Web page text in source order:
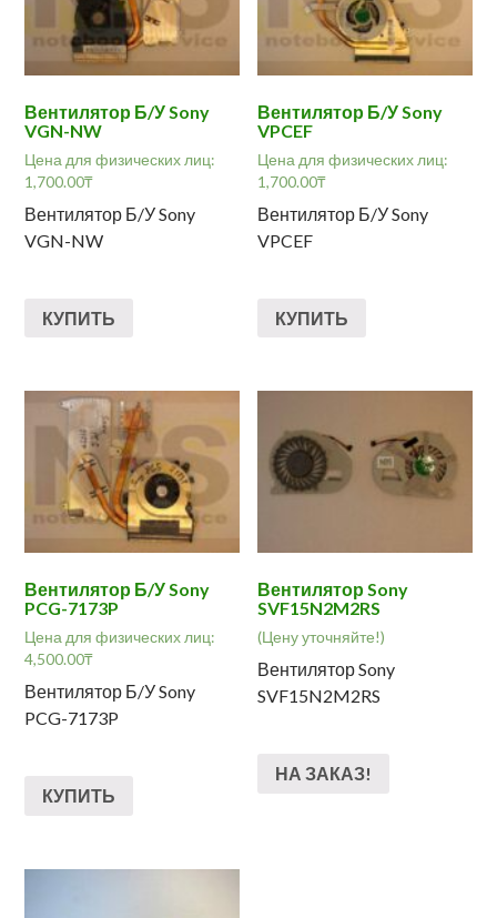
Вентилятор Б/У Sony
VGN-NW
Цена для физических лиц:
1,700.00₸
Вентилятор Б/У Sony
VGN-NW
КУПИТЬ
Вентилятор Б/У Sony
VPCEF
Цена для физических лиц:
1,700.00₸
Вентилятор Б/У Sony
VPCEF
КУПИТЬ
Вентилятор Б/У Sony
PCG-7173P
Цена для физических лиц:
4,500.00₸
Вентилятор Б/У Sony
PCG-7173P
КУПИТЬ
Вентилятор Sony
SVF15N2M2RS
(Цену уточняйте!)
Вентилятор Sony
SVF15N2M2RS
НА ЗАКАЗ!